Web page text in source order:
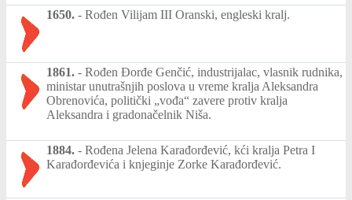
1650. - Rođen Vilijam III Oranski, engleski kralj.
1861. - Rođen Đorđe Genčić, industrijalac, vlasnik rudnika,
ministar unutrašnjih poslova u vreme kralja Aleksandra
Obrenovića, politički „vođa“ zavere protiv kralja
Aleksandra i gradonačelnik Niša.
1884. - Rođena Jelena Karađorđević, kći kralja Petra I
Karađorđevića i knjeginje Zorke Karađorđević.